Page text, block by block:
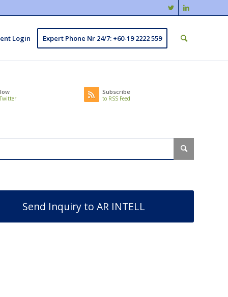
Login Expert Phone Nr 24/7: +60-19 2222 559
Subscribe
to RSS Feed
Send Inquiry to AR INTELL